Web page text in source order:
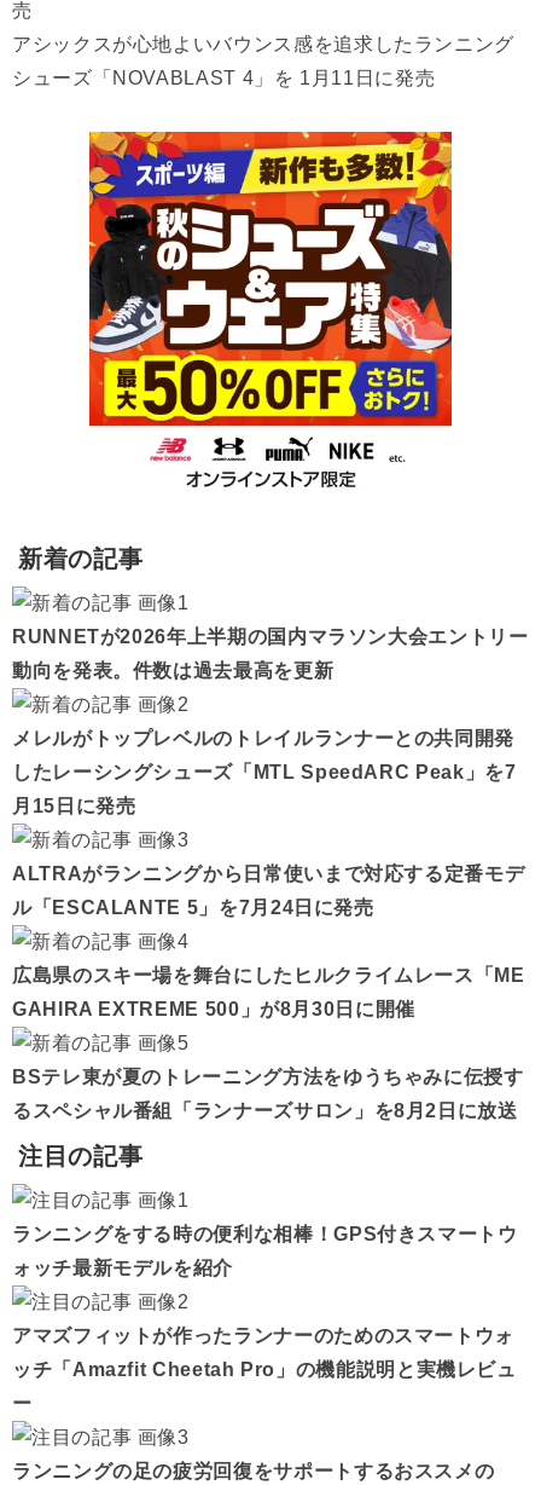
売
アシックスが心地よいバウンス感を追求したランニング
シューズ「NOVABLAST 4」を 1月11日に発売
新着の記事
RUNNETが2026年上半期の国内マラソン大会エントリー
動向を発表。件数は過去最高を更新
メレルがトップレベルのトレイルランナーとの共同開発
したレーシングシューズ「MTL SpeedARC Peak」を7
月15日に発売
ALTRAがランニングから日常使いまで対応する定番モデ
ル「ESCALANTE 5」を7月24日に発売
広島県のスキー場を舞台にしたヒルクライムレース「ME
GAHIRA EXTREME 500」が8月30日に開催
BSテレ東が夏のトレーニング方法をゆうちゃみに伝授す
るスペシャル番組「ランナーズサロン」を8月2日に放送
注目の記事
ランニングをする時の便利な相棒！GPS付きスマートウ
ォッチ最新モデルを紹介
アマズフィットが作ったランナーのためのスマートウォ
ッチ「Amazfit Cheetah Pro」の機能説明と実機レビュ
ー
ランニングの足の疲労回復をサポートするおススメの